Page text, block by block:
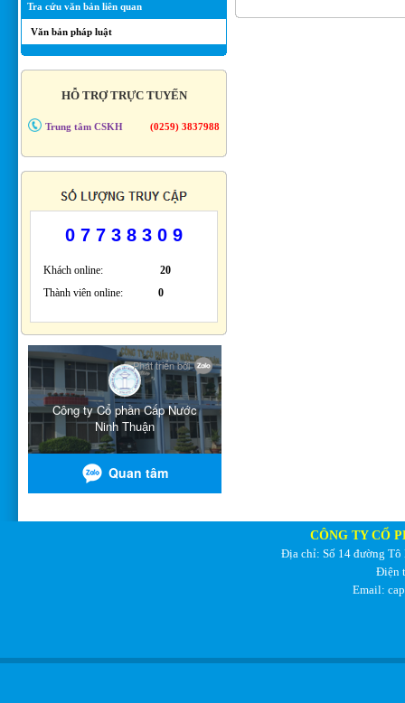
Tra cứu văn bản liên quan
Văn bản pháp luật
HỖ TRỢ TRỰC TUYẾN
Trung tâm CSKH (0259) 3837988
0 7 7 3 8 3 0 9
Khách online: 20
Thành viên online: 0
CÔNG TY CỔ
Địa chỉ: Số 14 đường Tô
Điện
Email: